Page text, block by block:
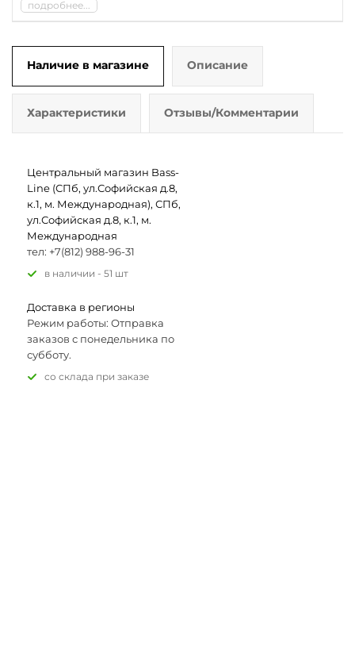
подробнее...
Наличие в магазине Описание
Характеристики Отзывы/Комментарии
Центральный магазин Bass-
Line (СПб, ул.Софийская д.8,
к.1, м. Международная), СПб,
ул.Софийская д.8, к.1, м.
Международная
тел: +7(812) 988-96-31
В наличии - 51 шт
Доставка в регионы
Режим работы: Отправка
заказов с понедельника по
субботу.
Со склада при заказе